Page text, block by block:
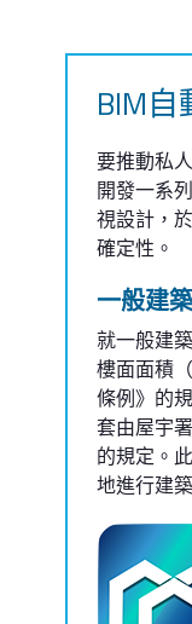
BIM
要推動私
開發一系
視設計，
確定性。
一般建
就一般建
樓面面積
條例》的
套由屋宇
的規定。
地進行建